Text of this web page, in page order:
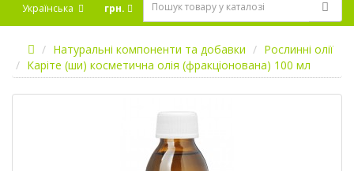
Українська грн.
Натуральні компоненти та добавки
Рослинні олії
Каріте (ши) косметична олія (фракціонована) 100 мл